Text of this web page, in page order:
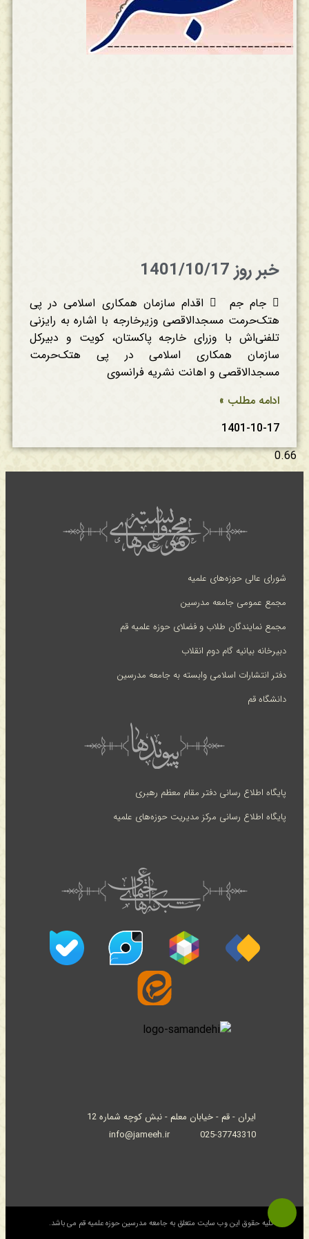
خبر روز 1401/10/17
 جام جم  اقدام سازمان همکاری اسلامی در پی
هتک‌حرمت مسجدالاقصی وزیرخارجه با اشاره به رایزنی
تلفنی‌اش با وزرای خارجه پاکستان، کویت و دبیرکل
سازمان همکاری اسلامی در پی هتک‌حرمت
مسجدالاقصی و اهانت نشریه فرانسوی
ادامه مطلب »
1401-10-17
شورای عالی حوزه‌های علمیه
مجمع عمومی جامعه مدرسین
مجمع نمایندگان طلاب و فضلای حوزه علمیه قم
دبیرخانه بیانیه گام دوم انقلاب
دفتر انتشارات اسلامی وابسته به جامعه مدرسین
دانشگاه قم
پایگاه اطلاع رسانی دفتر مقام معظم رهبری
پایگاه اطلاع رسانی مرکز مدیریت حوزه‌های علمیه
ایران - قم - خیابان معلم - نبش کوچه شماره 12
025-37743310
info@jameeh.ir
© کلیه حقوق این وب سایت متعلق به جامعه مدرسین حوزه علمیه قم می باشد.